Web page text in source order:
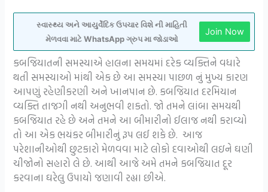
સ્વાસ્થ્ય અને આયુર્વેદિક ઉપચાર વિશે ની માહિતી
મેળવવા માટે WhatsApp ગ્રુપ મા જોડાઓ
Join Now
કબજિયાતની સમસ્યાએ હાલના સમયમાં દરેક વ્યક્તિને વધારે
થતી સમસ્યાઓ માંથી એક છે આ સમસ્યા પાછળ નું મુખ્ય કારણ
આપણું રહેણીકરણી અને ખાનપાન છે. કબજિયાત દરમિયાન
વ્યક્તિ તાજગી નથી અનુભવી શકતો. જો તમને લાંબા સમયથી
કબજિયાત રહે છે અને તમને આ બીમારીનો ઈલાજ નથી કરાવ્યો
તો આ એક ભયંકર બીમારીનું રૂપ લઈ શકે છે. આજ
પરેશાનીઓથી છુટકારો મેળવવા માટે લોકો દવાઓથી લઇને ઘણી
ચીજોનો સહારો લે છે. આથી આજે અમે તમને કબજિયાત દૂર
કરવાના ઘરેલુ ઉપાયો જણાવી રહ્યા છીએ.